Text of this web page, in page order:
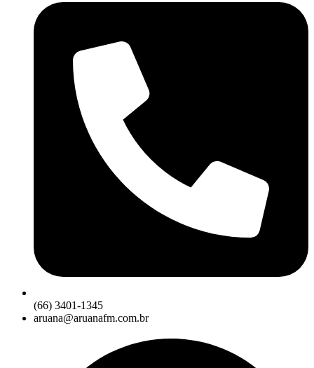
(66) 3401-1345
aruana@aruanafm.com.br